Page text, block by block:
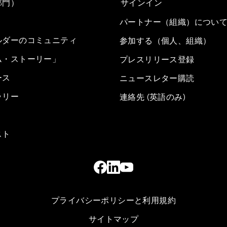
）
ーのコミュニティ
ストーリー」
リー
サインイン
パートナー（組織）につい
参加する（個人、組織）
プレスリリース登録
ニュースレター購読
連絡先 (英語のみ)
プライバシーポリシーと利用規約
サイトマップ